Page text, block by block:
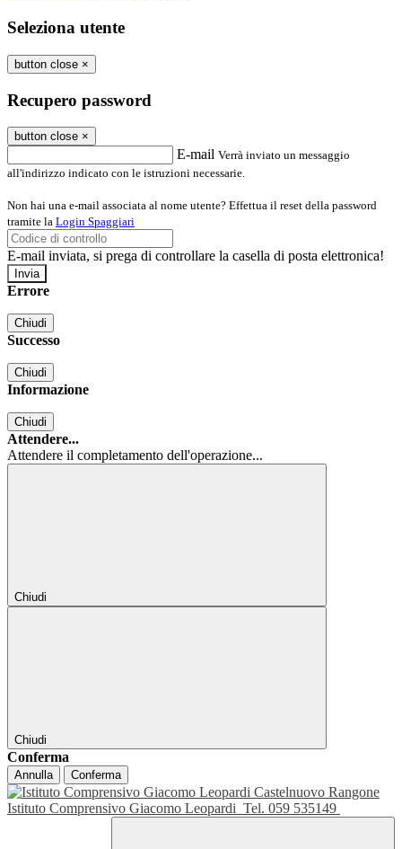
Seleziona utente
button close ×
Recupero password
button close ×
E-mail Verrà inviato un messaggio
all'indirizzo indicato con le istruzioni necessarie.
Non hai una e-mail associata al nome utente? Effettua il reset della password
tramite la Login Spaggiari
E-mail inviata, si prega di controllare la casella di posta elettronica!
Errore
Chiudi
Successo
Chiudi
Informazione
Chiudi
Attendere...
Attendere il completamento dell'operazione...
Chiudi
Chiudi
Conferma
Annulla Conferma
Istituto Comprensivo Giacomo Leopardi Tel. 059 535149